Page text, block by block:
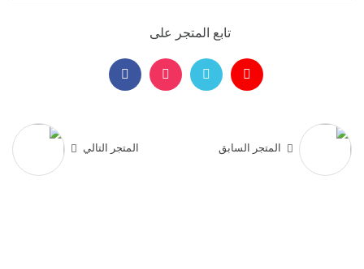
تابع المتجر على
المتجر السابق المتجر التالي